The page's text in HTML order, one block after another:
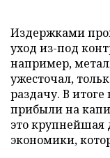
Издержками
уход из-под
например,
ужесточал,
раздачу. В
прибыли на
это
экономики,